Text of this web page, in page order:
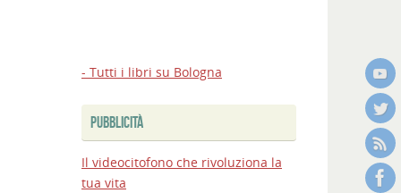
- Tutti i libri su Bologna
PUBBLICITÀ
Il videocitofono che rivoluziona la
tua vita